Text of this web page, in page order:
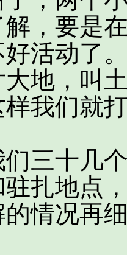
，要是
活动了
地，叫
我们就
十几个
驻扎地点
情况再